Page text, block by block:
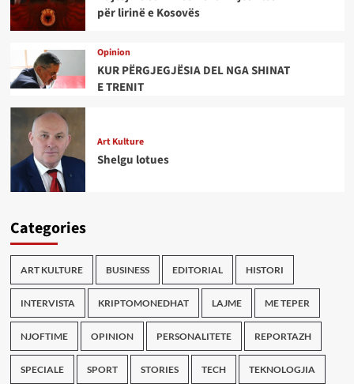
për lirinë e Kosovës
Opinion
KUR PËRGJEGJËSIA DEL NGA SHINAT
E TRENIT
Art Kulture
Shelgu lotues
Categories
ART KULTURE BUSINESS EDITORIAL HISTORI
INTERVISTA KRIPTOMONEDHAT LAJME ME TEPER
NJOFTIME OPINION PERSONALITETE REPORTAZH
SPECIALE SPORT STORIES TECH TEKNOLOGJIA